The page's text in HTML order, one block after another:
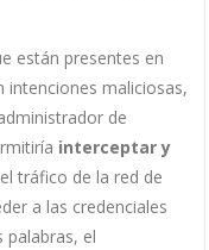
están presentes en
intenciones maliciosas,
de
interceptar y
tráfico de la red de
a las credenciales
palabras, el